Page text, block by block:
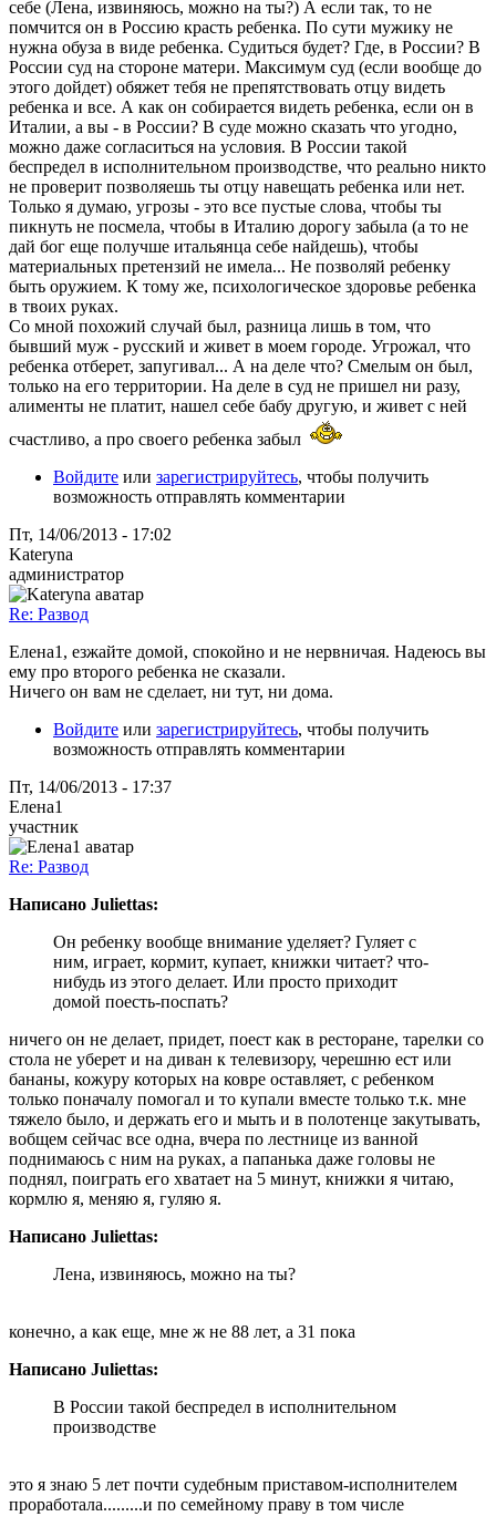
себе (Лена, извиняюсь, можно на ты?) А если так, то не
помчится он в Россию красть ребенка. По сути мужику не
нужна обуза в виде ребенка. Судиться будет? Где, в России? В
России суд на стороне матери. Максимум суд (если вообще до
этого дойдет) обяжет тебя не препятствовать отцу видеть
ребенка и все. А как он собирается видеть ребенка, если он в
Италии, а вы - в России? В суде можно сказать что угодно,
можно даже согласиться на условия. В России такой
беспредел в исполнительном производстве, что реально никто
не проверит позволяешь ты отцу навещать ребенка или нет.
Только я думаю, угрозы - это все пустые слова, чтобы ты
пикнуть не посмела, чтобы в Италию дорогу забыла (а то не
дай бог еще получше итальянца себе найдешь), чтобы
материальных претензий не имела... Не позволяй ребенку
быть оружием. К тому же, психологическое здоровье ребенка
в твоих руках.
Со мной похожий случай был, разница лишь в том, что
бывший муж - русский и живет в моем городе. Угрожал, что
ребенка отберет, запугивал... А на деле что? Смелым он был,
только на его территории. На деле в суд не пришел ни разу,
алименты не платит, нашел себе бабу другую, и живет с ней
счастливо, а про своего ребенка забыл
Войдите или зарегистрируйтесь, чтобы получить
возможность отправлять комментарии
Пт, 14/06/2013 - 17:02
Kateryna
администратор
Re: Развод
Елена1, езжайте домой, спокойно и не нервничая. Надеюсь вы
ему про второго ребенка не сказали.
Ничего он вам не сделает, ни тут, ни дома.
Войдите или зарегистрируйтесь, чтобы получить
возможность отправлять комментарии
Пт, 14/06/2013 - 17:37
Елена1
участник
Re: Развод
Написано Juliettas:
Он ребенку вообще внимание уделяет? Гуляет с
ним, играет, кормит, купает, книжки читает? что-
нибудь из этого делает. Или просто приходит
домой поесть-поспать?
ничего он не делает, придет, поест как в ресторане, тарелки со
стола не уберет и на диван к телевизору, черешню ест или
бананы, кожуру которых на ковре оставляет, с ребенком
только поначалу помогал и то купали вместе только т.к. мне
тяжело было, и держать его и мыть и в полотенце закутывать,
вобщем сейчас все одна, вчера по лестнице из ванной
поднимаюсь с ним на руках, а папанька даже головы не
поднял, поиграть его хватает на 5 минут, книжки я читаю,
кормлю я, меняю я, гуляю я.
Написано Juliettas:
Лена, извиняюсь, можно на ты?
конечно, а как еще, мне ж не 88 лет, а 31 пока
Написано Juliettas:
В России такой беспредел в исполнительном
производстве
это я знаю 5 лет почти судебным приставом-исполнителем
проработала.........и по семейному праву в том числе